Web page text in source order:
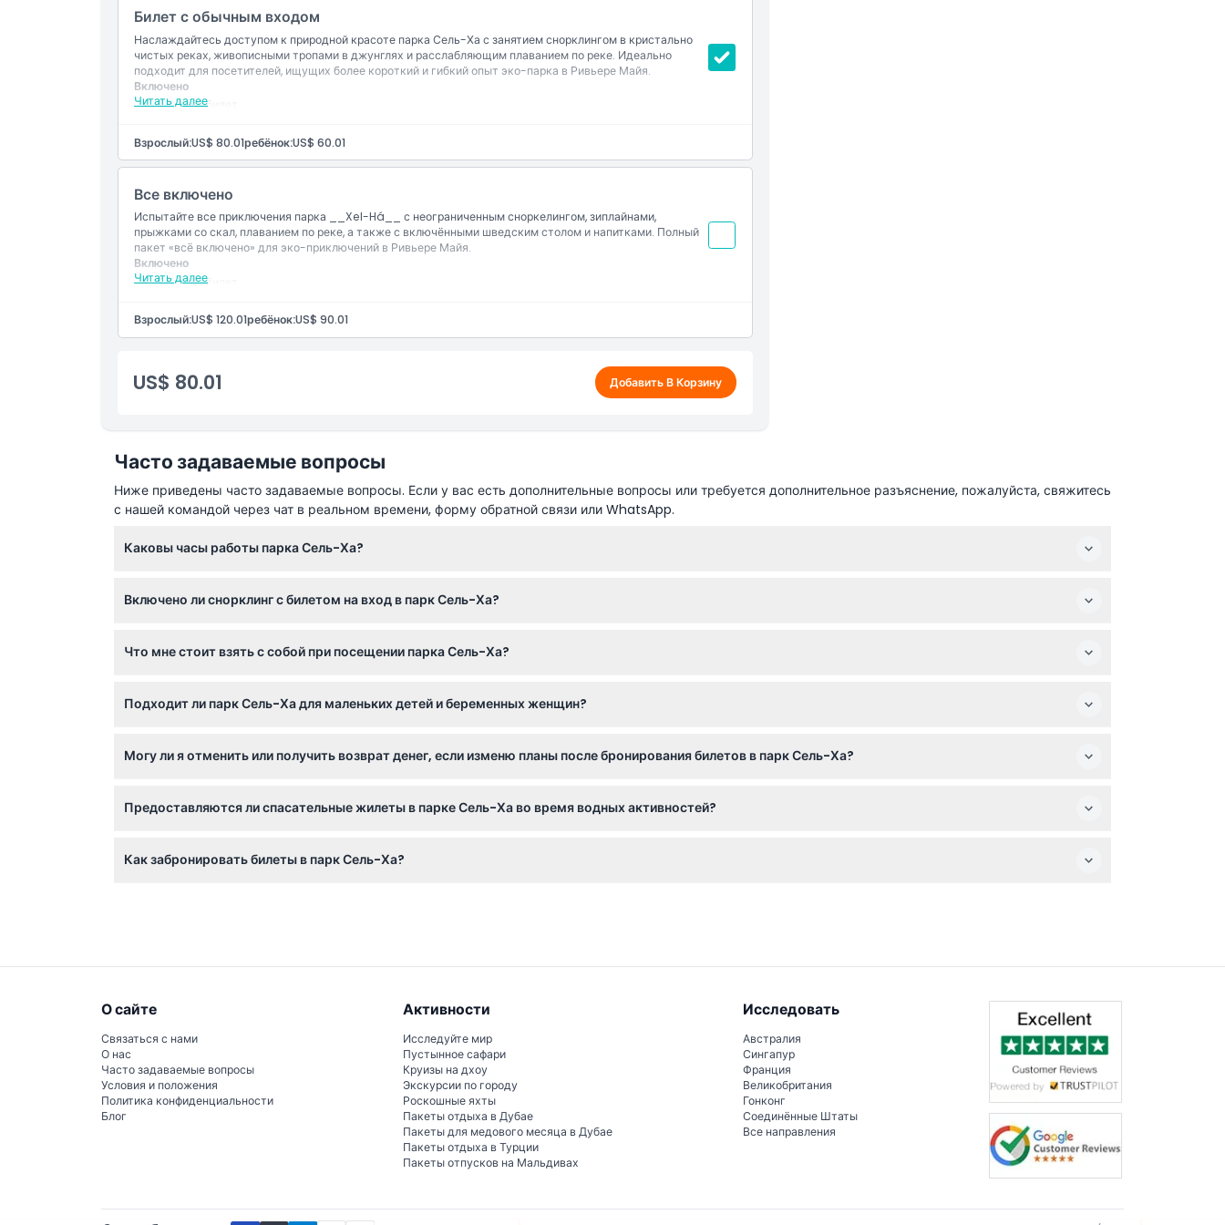
Вещи, которые нужно знать
Местоположение
Политика отмены
Билет с обычным входом
Наслаждайтесь доступом к природной красоте парка Сель-Ха с занятием снорклингом в кристально
чистых реках, живописными тропами в джунглях и расслабляющим плаванием по реке. Идеально
подходит для посетителей, ищущих более короткий и гибкий опыт эко-парка в Ривьере Майя.
Читать далее
Включено
Входной билет
Завтрак
Обед
Закуски
Открытый бар
Сноркелинг
Использование снаряжения для сноркелинга
Велосипеды
Спасательные жилеты и надувные круги
Детская площадка
Парковка
WiFi
Взрослый:US$ 80.01ребёнок:US$ 60.01
Все включено
Испытайте все приключения парка __Xel-Há__ с неограниченным сноркелингом, зиплайнами,
прыжками со скал, плаванием по реке, а также с включёнными шведским столом и напитками. Полный
пакет «всё включено» для эко-приключений в Ривьере Майя.
Читать далее
Включено
Входной билет
Завтрак
Обед
Открытый бар
Сноркелинг
Шезлонги, гамак и зоны отдыха
Ячейки для хранения, полотенца, туалеты, раздевалки и душевые
Парковка
WiFi
Взрослый:US$ 120.01ребёнок:US$ 90.01
US$ 80.01 Добавить В Корзину
Часто задаваемые вопросы
Ниже приведены часто задаваемые вопросы. Если у вас есть дополнительные вопросы или требуется дополнительное разъяснение, пожалуйста, свяжитесь
с нашей командой через чат в реальном времени, форму обратной связи или WhatsApp.
Каковы часы работы парка Сель-Ха?
Включено ли снорклинг с билетом на вход в парк Сель-Ха?
Что мне стоит взять с собой при посещении парка Сель-Ха?
напитки и снаряжение для снорклинга, включено.
Подходит ли парк Сель-Ха для маленьких детей и беременных женщин?
физических и водных развлечений.
Могу ли я отменить или получить возврат денег, если изменю планы после бронирования билетов в парк Сель-Ха?
Предоставляются ли спасательные жилеты в парке Сель-Ха во время водных активностей?
Как забронировать билеты в парк Сель-Ха?
О сайте
Связаться с нами
О нас
Часто задаваемые вопросы
Условия и положения
Политика конфиденциальности
Блог
Активности
Исследуйте мир
Пустынное сафари
Круизы на дхоу
Экскурсии по городу
Роскошные яхты
Пакеты отдыха в Дубае
Пакеты для медового месяца в Дубае
Пакеты отдыха в Турции
Пакеты отпусков на Мальдивах
Исследовать
Австралия
Сингапур
Франция
Великобритания
Гонконг
Соединённые Штаты
Все направления